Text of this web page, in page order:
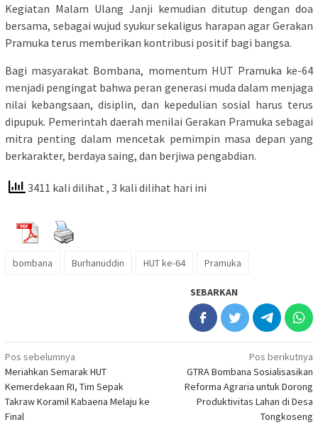
Kegiatan Malam Ulang Janji kemudian ditutup dengan doa
bersama, sebagai wujud syukur sekaligus harapan agar Gerakan
Pramuka terus memberikan kontribusi positif bagi bangsa.
Bagi masyarakat Bombana, momentum HUT Pramuka ke-64
menjadi pengingat bahwa peran generasi muda dalam menjaga
nilai kebangsaan, disiplin, dan kepedulian sosial harus terus
dipupuk. Pemerintah daerah menilai Gerakan Pramuka sebagai
mitra penting dalam mencetak pemimpin masa depan yang
berkarakter, berdaya saing, dan berjiwa pengabdian.
3411 kali dilihat , 3 kali dilihat hari ini
bombana Burhanuddin HUT ke-64 Pramuka
SEBARKAN
Navigasi
pos
Pos sebelumnya
Meriahkan Semarak HUT
Kemerdekaan RI, Tim Sepak
Takraw Koramil Kabaena Melaju ke
Final
Pos berikutnya
GTRA Bombana Sosialisasikan
Reforma Agraria untuk Dorong
Produktivitas Lahan di Desa
Tongkoseng